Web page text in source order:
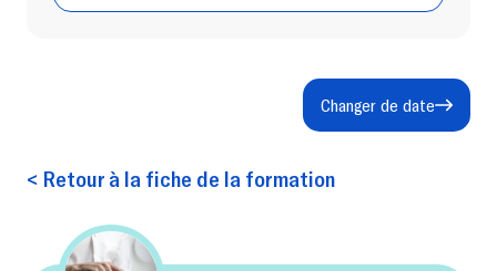
Changer de date
< Retour à la fiche de la formation